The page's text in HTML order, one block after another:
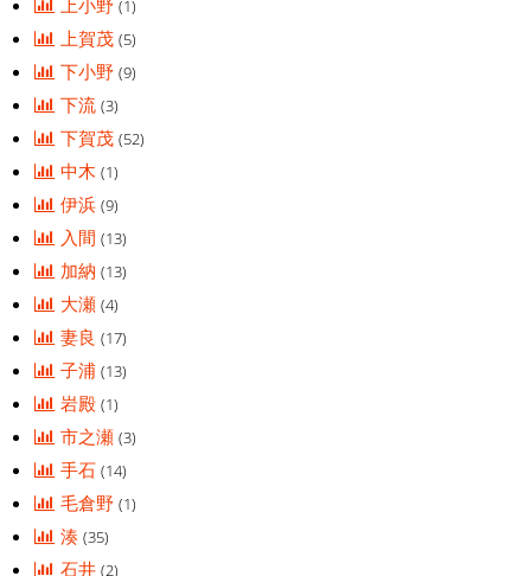
(1)
上賀茂(5)
下小野(9)
下流(3)
下賀茂(52)
中木(1)
伊浜(9)
入間(13)
加納(13)
大瀬(4)
妻良(17)
子浦(13)
岩殿(1)
市之瀬(3)
手石(14)
毛倉野(1)
湊(35)
石井(2)